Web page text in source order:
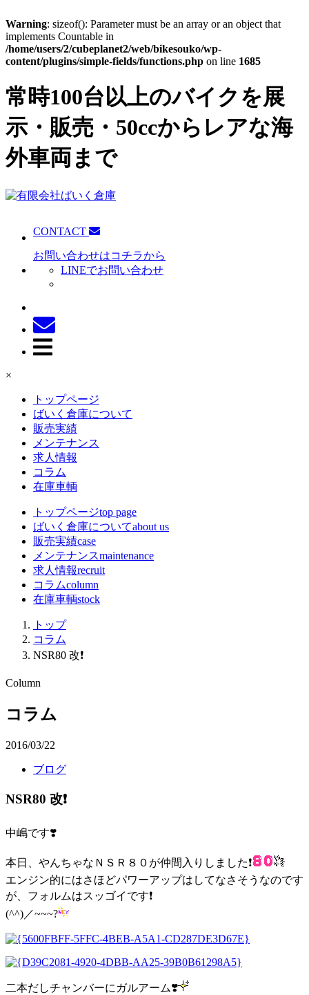
Warning: sizeof(): Parameter must be an array or an object that
implements Countable in
/home/users/2/cubeplanet2/web/bikesouko/wp-
content/plugins/simple-fields/functions.php on line 1685
常時100台以上のバイクを展
示・販売・50ccからレアな海
外車両まで
CONTACT
お問い合わせはコチラから
LINEでお問い合わせ
×
トップページ
ばいく倉庫について
販売実績
メンテナンス
求人情報
コラム
在庫車輌
トップページtop page
ばいく倉庫についてabout us
販売実績case
メンテナンスmaintenance
求人情報recruit
コラムcolumn
在庫車輌stock
トップ
コラム
NSR80 改❗️
Column
コラム
2016/03/22
ブログ
NSR80 改❗️
中嶋です❣️
本日、やんちゃなＮＳＲ８０が仲間入りしました❗️
エンジン的にはさほどパワーアップはしてなさそうなのです
が、フォルムはスッゴイです❗️
(^^)／~~~?
二本だしチャンバーにガルアーム❣️